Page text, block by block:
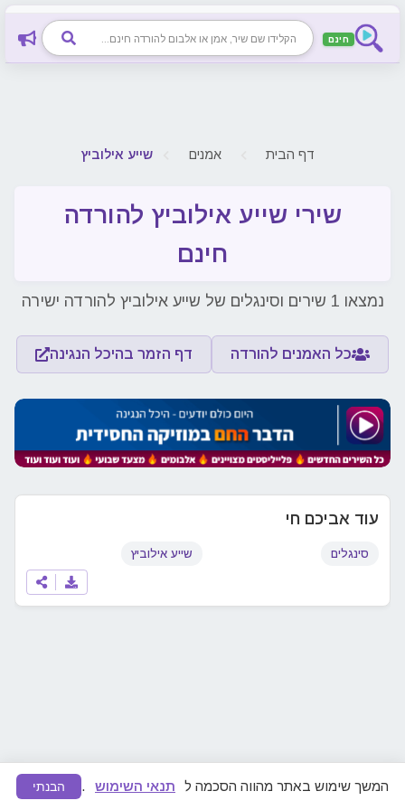
חינם
המשך שימוש באתר מהווה הסכמה ל תנאי השימוש . הבנתי
דף הבית אמנים שייע אילוביץ
שירי שייע אילוביץ להורדה
חינם
נמצאו 1 שירים וסינגלים של שייע אילוביץ להורדה ישירה
כל האמנים להורדה דף הזמר בהיכל הנגינה
עוד אביכם חי
סינגלים שייע אילוביץ
מצאתם תוכן לא ראוי או הפרת זכויות יוצרים? ונפעל להסרה מיידית.